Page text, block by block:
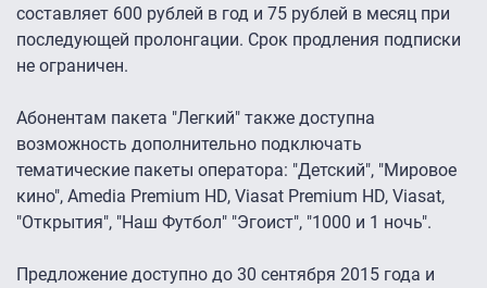
составляет 600 рублей в год и 75 рублей в месяц при
последующей пролонгации. Срок продления подписки
не ограничен.
Абонентам пакета "Легкий" также доступна
возможность дополнительно подключать
тематические пакеты оператора: "Детский", "Мировое
кино", Аmedia Premium HD, Viasat Premium HD, Viasat,
"Открытия", "Наш Футбол" "Эгоист", "1000 и 1 ночь".
Предложение доступно до 30 сентября 2015 года и